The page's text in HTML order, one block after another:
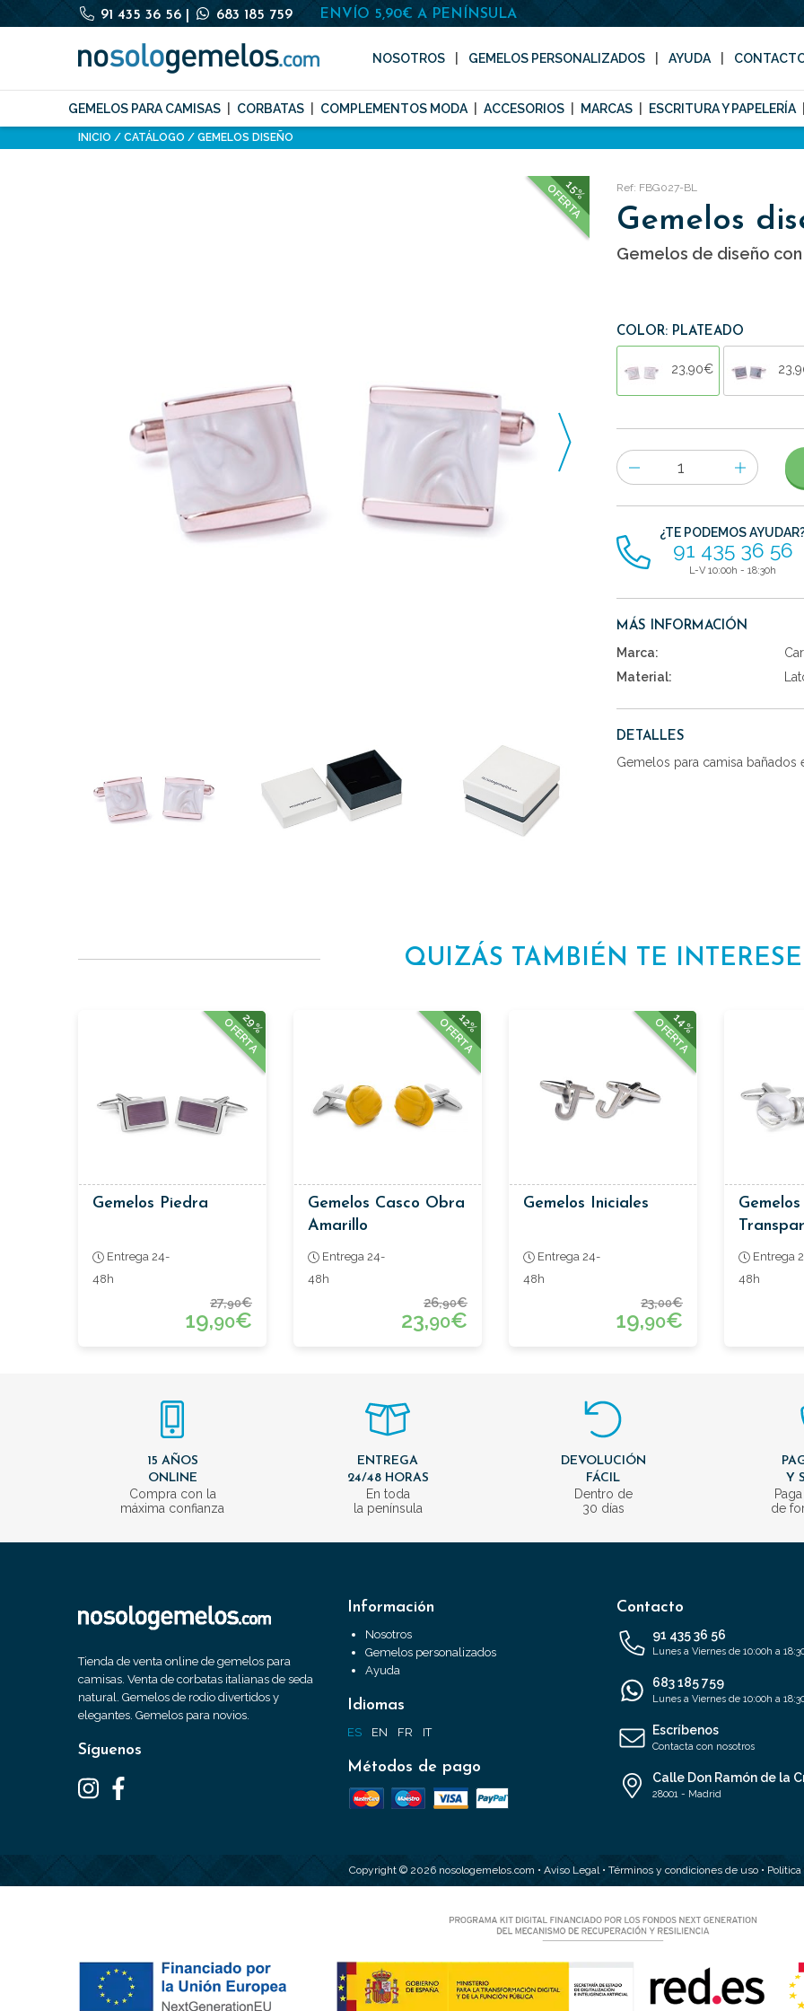
91 435 36 56 683 185 759 ENVÍO 5,90€ A PENÍNSULA
NOSOTROS GEMELOS PERSONALIZADOS AYUDA
GEMELOS PARA CAMISAS CORBATAS COMPLEMENTOS MODA ACCESORIOS MARCAS ESCRITURA Y PAPELERÍA
INICIO CATÁLOGO GEMELOS DISEÑO
15%
OFERTA Ref: FBG027-BL
Gemelos
Gemelos de diseño
COLOR: PLATEADO
23,90€
Número
de
artículos
¿TE PODEMOS
91 435 36 56
L-V 10:00h - 18:30h
MÁS INFORMACIÓN
Marca:
Material:
DETALLES
Gemelos para camisa
QUIZÁS TAMBIÉN TE INTERESE
29%
OFERTA
Gemelos Piedra
Entrega 24-
48h
27,90€
19,90€
12%
OFERTA
Gemelos Casco Obra
Amarillo
Entrega 24-
48h
26,90€
23,90€
14%
OFERTA
Gemelos Iniciales
Entrega 24-
48h
23,00€
19,90€
Entrega
48h
15 AÑOS
ONLINE
Compra con la
máxima confianza
ENTREGA
24/48 HORAS
En toda
la península
DEVOLUCIÓN
FÁCIL
Dentro de
30 días
Y
de
Tienda de venta online de gemelos para
camisas. Venta de corbatas italianas de seda
natural. Gemelos de rodio divertidos y
elegantes. Gemelos para novios.
Síguenos
Información
Nosotros
Gemelos personalizados
Ayuda
Idiomas
ES EN FR IT
Métodos de pago
Contacto
91 435 36 56
Lunes a Viernes de 10:00h a
683 185 759
Lunes a Viernes de 10:00h a
Escríbenos
Contacta con nosotros
Calle Don Ramón de la
28001 - Madrid
Copyright © 2026 nosologemelos.com • Aviso Legal • Términos y condiciones de uso•